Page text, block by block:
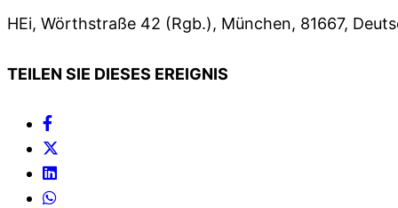
HEi, Wörthstraße 42 (Rgb.), München, 81667,
TEILEN SIE DIESES EREIGNIS